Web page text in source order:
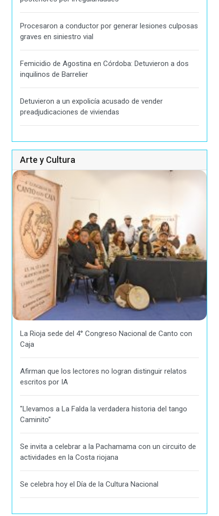
Procesaron a conductor por generar lesiones culposas
graves en siniestro vial
Femicidio de Agostina en Córdoba: Detuvieron a dos
inquilinos de Barrelier
Detuvieron a un expolicía acusado de vender
preadjudicaciones de viviendas
Arte y Cultura
La Rioja sede del 4° Congreso Nacional de Canto con
Caja
Afirman que los lectores no logran distinguir relatos
escritos por IA
"Llevamos a La Falda la verdadera historia del tango
Caminito"
Se invita a celebrar a la Pachamama con un circuito de
actividades en la Costa riojana
Se celebra hoy el Día de la Cultura Nacional